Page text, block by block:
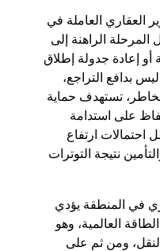
العاملة في
الراهنة إلى
أو إعادة جدولة إطلاق
بدافع التراجع،
تستهدف حماية
على استدامة
احتمالات ارتفاع
نتيجة التوترات
في المنطقة يؤدي
العالمية، وهو
ومن ثم على